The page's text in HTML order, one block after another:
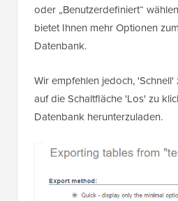
oder „Benutzerdefiniert“
bietet Ihnen mehr Optionen
Datenbank.
Wir empfehlen jedoch,
auf die Schaltfläche 'Los' zu
Datenbank herunterzuladen.